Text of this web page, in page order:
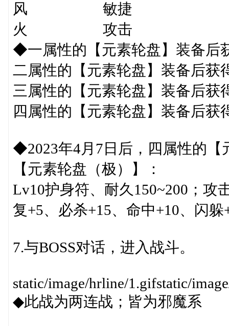
风 敏捷 +25/
火 攻击 +35/
◆一属性的【元素轮盘】装备后
二属性的【元素轮盘】装备后获
三属性的【元素轮盘】装备后获
四属性的【元素轮盘】装备后获
◆2023年4月7日后，四属性的【
【元素轮盘（极）】：
Lv10护身符、耐久150~200；攻
复+5、必杀+15、命中+10、闪躲
7.与BOSS对话，进入战斗。
static/image/hrline/1.gifstatic/
◆此战为两连战；皆为邪魔系